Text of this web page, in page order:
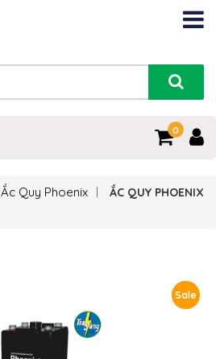
0
Ắc Quy Phoenix
ẮC QUY PHOENIX
Sale